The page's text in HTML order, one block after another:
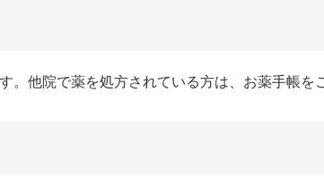
他院で薬を処方されている方は、お薬手帳を